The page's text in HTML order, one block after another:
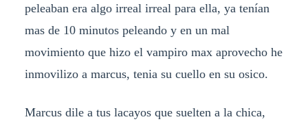
peleaban era algo irreal irreal para ella, ya tenían
mas de 10 minutos peleando y en un mal
movimiento que hizo el vampiro max aprovecho he
inmovilizo a marcus, tenia su cuello en su osico.
Marcus dile a tus lacayos que suelten a la chica,